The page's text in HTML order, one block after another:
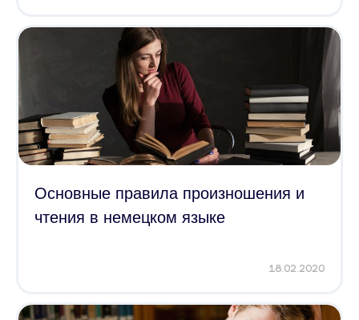
Основные правила произношения и
чтения в немецком языке
18.02.2020